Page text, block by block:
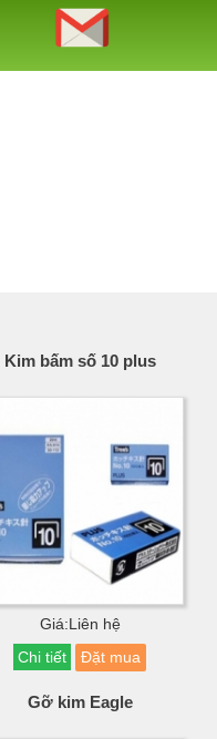
Kim bấm số 10 plus
Giá:Liên hệ
Chi tiết
Đặt mua
Gỡ kim Eagle